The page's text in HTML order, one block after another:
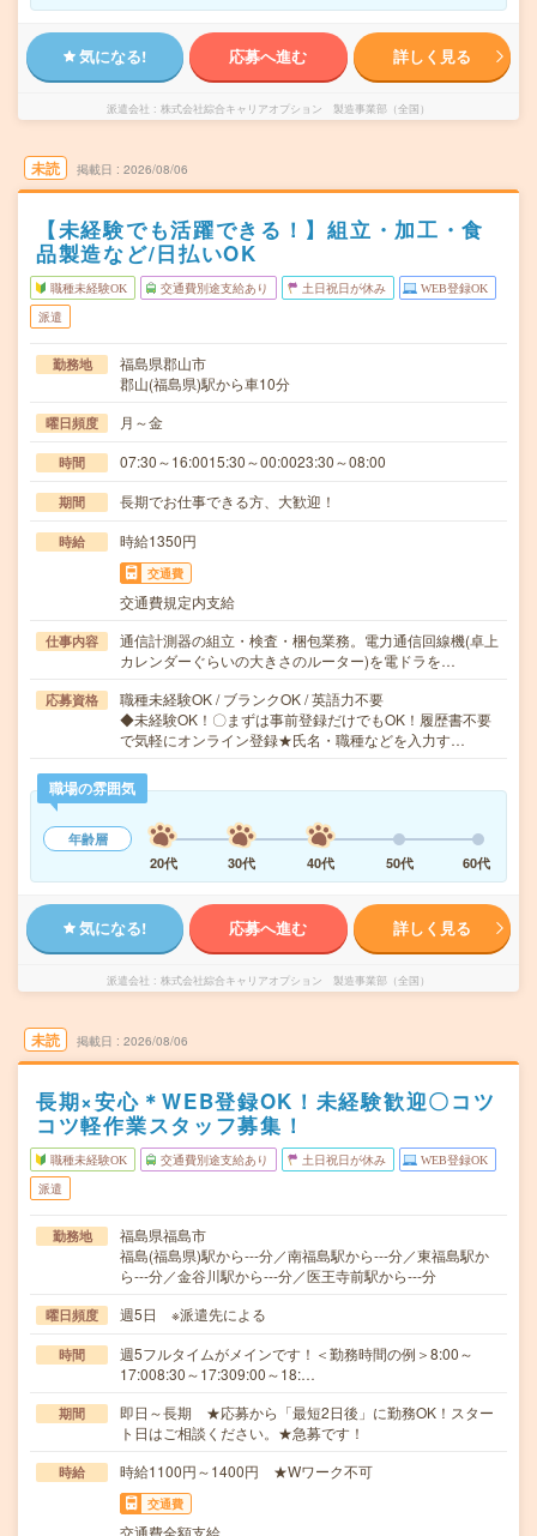
気になる! 応募へ進む 詳しく見る
派遣会社 株式会社綜合キャリアオプション 製造事業部（全国）
未読 掲載日 2026/08/06
【未経験でも活躍できる！】組立・加工・食
品製造など/日払いOK
職種未経験OK 交通費別途支給あり 土日祝日が休み WEB登録OK
派遣
勤務地
福島県郡山市
郡山(福島県)駅から車10分
曜日頻度 月～金
時間 07:30～16:0015:30～00:0023:30～08:00
期間 長期でお仕事できる方、大歓迎！
時給 時給1350円
交通費
交通費規定内支給
仕事内容
通信計測器の組立・検査・梱包業務。電力通信回線機(卓上
カレンダーぐらいの大きさのルーター)を電ドラを…
応募資格
職種未経験OK / ブランクOK / 英語力不要
◆未経験OK！〇まずは事前登録だけでもOK！履歴書不要
で気軽にオンライン登録★氏名・職種などを入力す…
職場の雰囲気
年齢層
20代
30代 40代 50代 60代
気になる! 応募へ進む 詳しく見る
派遣会社 株式会社綜合キャリアオプション 製造事業部（全国）
未読 掲載日 2026/08/06
長期×安心＊WEB登録OK！未経験歓迎〇コツ
コツ軽作業スタッフ募集！
職種未経験OK 交通費別途支給あり 土日祝日が休み WEB登録OK
派遣
勤務地
福島県福島市
福島(福島県)駅から---分／南福島駅から---分／東福島駅か
ら---分／金谷川駅から---分／医王寺前駅から---分
曜日頻度 週5日 ※派遣先による
時間
週5フルタイムがメインです！＜勤務時間の例＞8:00～
17:008:30～17:309:00～18:…
期間
即日～長期 ★応募から「最短2日後」に勤務OK！スター
ト日はご相談ください。★急募です！
時給 時給1100円～1400円 ★Wワーク不可
交通費
交通費全額支給